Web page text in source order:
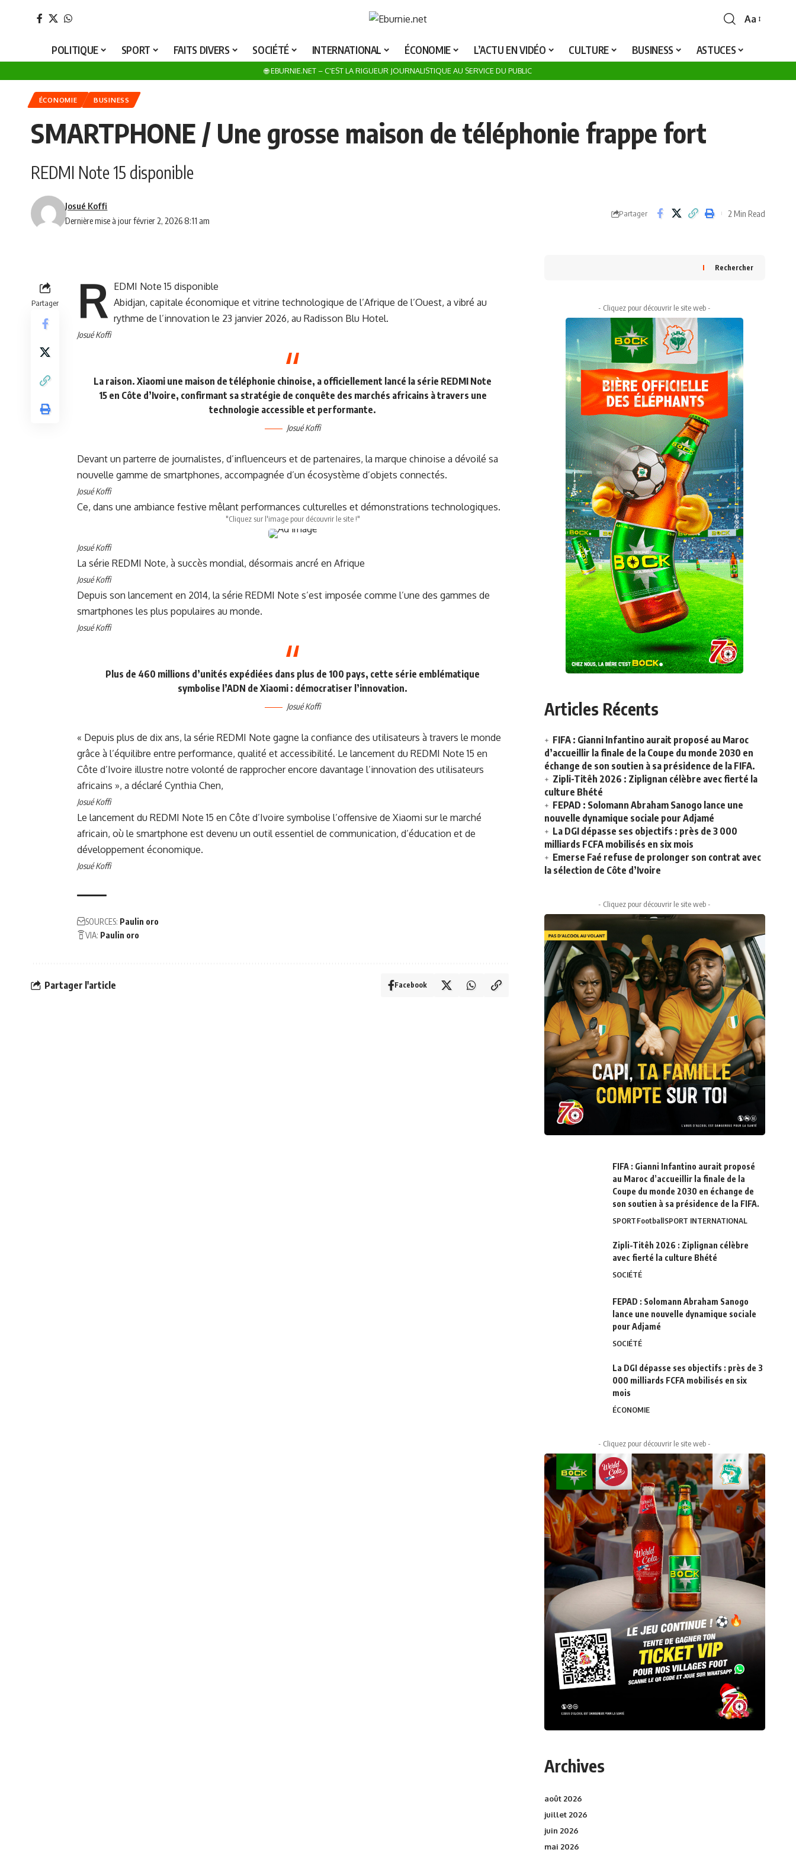
Font
Aa
POLITIQUE SPORT FAITS DIVERS SOCIÉTÉ INTERNATIONAL ÉCONOMIE L’ACTU EN VIDÉO CULTURE BUSINESS ASTUCES
🌐 EBURNIE.NET – C'EST LA RIGUEUR JOURNALISTIQUE AU SERVICE DU PUBLIC
ÉCONOMIE BUSINESS
SMARTPHONE / Une grosse maison de téléphonie frappe fort
REDMI Note 15 disponible
Dernière mise à jour février 2, 2026 8:11 am
Josué Koffi
Partager 2 Min Read
Partager R EDMI Note 15 disponible
Abidjan, capitale économique et vitrine technologique de l’Afrique de l’Ouest, a vibré au
rythme de l’innovation le 23 janvier 2026, au Radisson Blu Hotel.
Josué Koffi
La raison. Xiaomi une maison de téléphonie chinoise, a officiellement lancé la série REDMI Note
15 en Côte d’Ivoire, confirmant sa stratégie de conquête des marchés africains à travers une
technologie accessible et performante.
Josué Koffi
Devant un parterre de journalistes, d’influenceurs et de partenaires, la marque chinoise a dévoilé sa
nouvelle gamme de smartphones, accompagnée d’un écosystème d’objets connectés.
Josué Koffi
Ce, dans une ambiance festive mêlant performances culturelles et démonstrations technologiques.
"Cliquez sur l'image pour découvrir le site !"
Josué Koffi
La série REDMI Note, à succès mondial, désormais ancré en Afrique
Josué Koffi
Depuis son lancement en 2014, la série REDMI Note s’est imposée comme l’une des gammes de
smartphones les plus populaires au monde.
Josué Koffi
Plus de 460 millions d’unités expédiées dans plus de 100 pays, cette série emblématique
symbolise l’ADN de Xiaomi : démocratiser l’innovation.
Josué Koffi
« Depuis plus de dix ans, la série REDMI Note gagne la confiance des utilisateurs à travers le monde
grâce à l’équilibre entre performance, qualité et accessibilité. Le lancement du REDMI Note 15 en
Côte d’Ivoire illustre notre volonté de rapprocher encore davantage l’innovation des utilisateurs
africains », a déclaré Cynthia Chen,
Josué Koffi
Le lancement du REDMI Note 15 en Côte d’Ivoire symbolise l’offensive de Xiaomi sur le marché
africain, où le smartphone est devenu un outil essentiel de communication, d’éducation et de
développement économique.
Josué Koffi
SOURCES: Paulin oro
VIA: Paulin oro
Partager l'article Facebook
Rechercher
- Cliquez pour découvrir le site web -
Articles Récents
FIFA : Gianni Infantino aurait proposé au Maroc
d’accueillir la finale de la Coupe du monde 2030 en
échange de son soutien à sa présidence de la FIFA.
Zipli-Titêh 2026 : Ziplignan célèbre avec fierté la
culture Bhété
FEPAD : Solomann Abraham Sanogo lance une
nouvelle dynamique sociale pour Adjamé
La DGI dépasse ses objectifs : près de 3 000
milliards FCFA mobilisés en six mois
Emerse Faé refuse de prolonger son contrat avec
la sélection de Côte d’Ivoire
- Cliquez pour découvrir le site web -
FIFA : Gianni Infantino aurait proposé
au Maroc d’accueillir la finale de la
Coupe du monde 2030 en échange de
son soutien à sa présidence de la FIFA.
SPORTFootballSPORT INTERNATIONAL
Zipli-Titêh 2026 : Ziplignan célèbre
avec fierté la culture Bhété
SOCIÉTÉ
FEPAD : Solomann Abraham Sanogo
lance une nouvelle dynamique sociale
pour Adjamé
SOCIÉTÉ
La DGI dépasse ses objectifs : près de 3
000 milliards FCFA mobilisés en six
mois
ÉCONOMIE
- Cliquez pour découvrir le site web -
Archives
août 2026
juillet 2026
juin 2026
mai 2026